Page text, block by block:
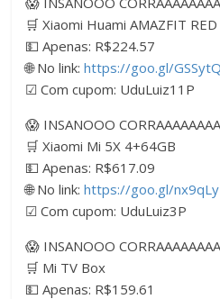
🛒 Xiaomi Huami AMAZFIT RED
💵 Apenas: R$224.57
🌐 No link:https://goo.gl/GSSytQ
☑ Com cupom: UduLuiz11P
😱 INSANOOO
🛒 Xiaomi Mi 5X 4+64GB
💵 Apenas: R$617.09
🌐 No link:https://goo.gl/nx9qLy
☑ Com cupom: UduLuiz3P
😱 INSANOOO
🛒 Mi TV Box
💵 Apenas: R$159.61